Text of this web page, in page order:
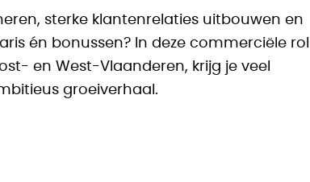
sterke klantenrelaties uitbouwen en
én bonussen? In deze commerciële rol
en West-Vlaanderen, krijg je veel
groeiverhaal.